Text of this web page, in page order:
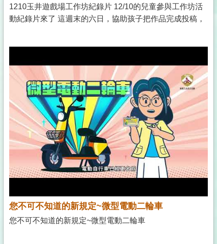
1210玉井遊戲場工作坊紀錄片 12/10的兒童參與工作坊活
動紀錄片來了 這週末的六日，協助孩子把作品完成投稿，
中，幫孩子們帶來了移動遊具 訓練孩子肌肉發展 滿足孩子
挑戰難度的期待
您不可不知道的新規定~微型電動二輪車
您不可不知道的新規定~微型電動二輪車